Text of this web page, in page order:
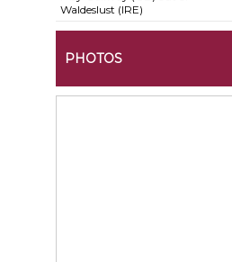
Waldeslust (IRE)
PHOTOS